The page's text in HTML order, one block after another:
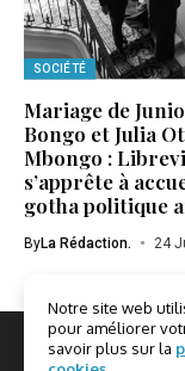
SOCIÉTÉ
Mariage de
Bongo et Julia
Mbongo :
s’apprête à
gotha politique
ByLa Rédaction. 24
Notre site web
pour améliorer
savoir plus sur la